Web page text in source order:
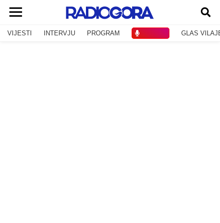
VIJESTI INTERVJU PROGRAM GLAS